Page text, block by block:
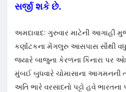
સર્જી શકે છે.
અમદાવાદઃ ગુરુવાર માટેની આગાહી
કર્ણાટકના મેંગલુરુ આસપાસ સૌથી
જ્યારે બાજુના કેરળના કિનારા પર
મુંબઈ બુધવારે ચોમાસાના આગમનની
અતિ ભારે વરસાદનો પટ્ટો હવે ભારતના